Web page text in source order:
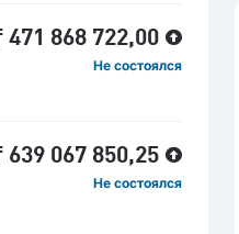
471 868 722,00
Не состоялся
639 067 850,25
Не состоялся